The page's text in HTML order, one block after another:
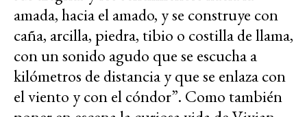
amada, hacia el amado, y se construye con
caña, arcilla, piedra, tibio o costilla de llama,
con un sonido agudo que se escucha a
kilómetros de distancia y que se enlaza con
el viento y con el cóndor”. Como también